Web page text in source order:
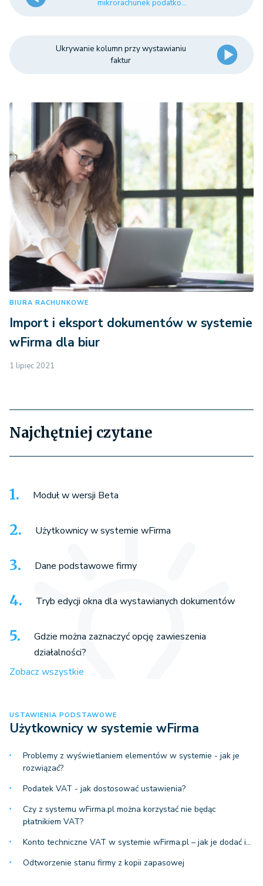
mikrorachunek podatko...
Ukrywanie kolumn przy wystawianiu
faktur
BIURA RACHUNKOWE
Import i eksport dokumentów w systemie
wFirma dla biur
1 lipiec 2021
Najchętniej czytane
Moduł w wersji Beta
Użytkownicy w systemie wFirma
Dane podstawowe firmy
Tryb edycji okna dla wystawianych dokumentów
Gdzie można zaznaczyć opcję zawieszenia
działalności?
Zobacz wszystkie
USTAWIENIA PODSTAWOWE
Użytkownicy w systemie wFirma
Problemy z wyświetlaniem elementów w systemie - jak je
rozwiązać?
Podatek VAT - jak dostosować ustawienia?
Czy z systemu wFirma.pl można korzystać nie będąc
płatnikiem VAT?
Konto techniczne VAT w systemie wFirma.pl – jak je dodać i…
Odtworzenie stanu firmy z kopii zapasowej